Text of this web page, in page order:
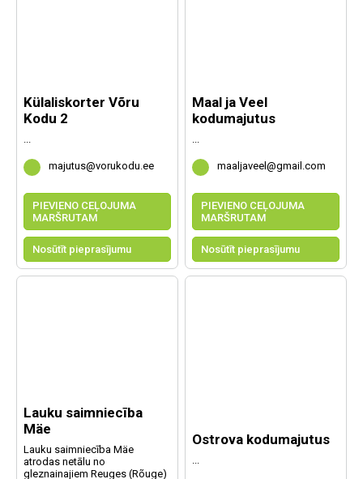
Külaliskorter Võru
Kodu 2
majutus@vorukodu.ee
PIEVIENO CEĻOJUMA
MARŠRUTAM
Nosūtīt pieprasījumu
Maal ja Veel
kodumajutus
maaljaveel@gmail.com
PIEVIENO CEĻOJUMA
MARŠRUTAM
Nosūtīt pieprasījumu
Lauku saimniecība
Mäe
Lauku saimniecība Mäe
atrodas netālu no
gleznainajiem Reuges (Rõuge)
Ostrova kodumajutus